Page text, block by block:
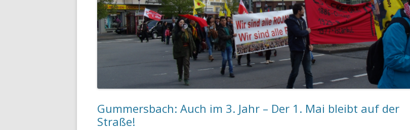
Gummersbach: Auch im 3. Jahr – Der 1. Mai bleibt auf der
Straße!